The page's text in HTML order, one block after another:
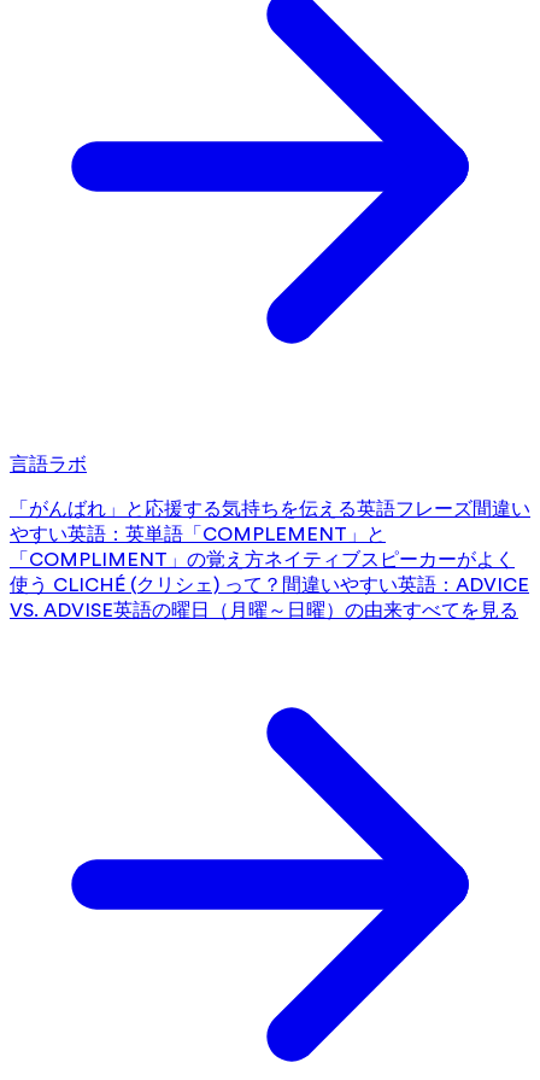
言語ラボ
「がんばれ」と応援する気持ちを伝える英語フレーズ間違い
やすい英語：英単語「COMPLEMENT」と
「COMPLIMENT」の覚え方ネイティブスピーカーがよく
使う CLICHÉ (クリシェ) って？ 間違いやすい英語：ADVICE
VS. ADVISE英語の曜日（月曜～日曜）の由来すべてを見る